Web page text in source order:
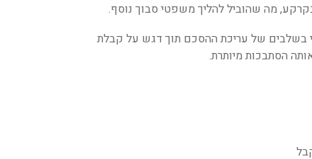
מה שהוביל להליך משפטי סבוך נוסף.
בשלבים של עריכת ההסכם תוך דגש על קבלת
הסתבכות מיותרת.